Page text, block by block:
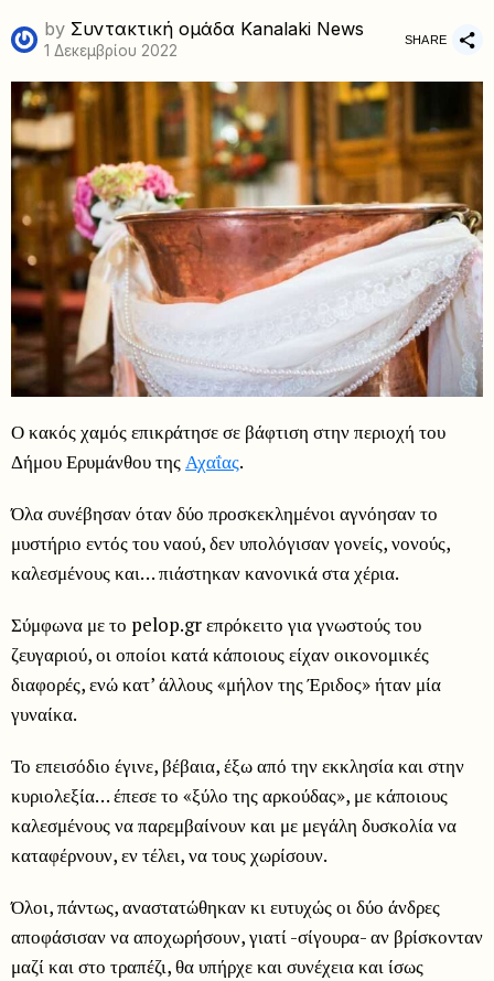
by Συντακτική ομάδα Kanalaki News
1 Δεκεμβρίου 2022
SHARE
Ο κακός χαμός επικράτησε σε βάφτιση στην περιοχή του
Δήμου Ερυμάνθου τηςΑχαΐας.
Όλα συνέβησαν όταν δύο προσκεκλημένοι αγνόησαν το
μυστήριο εντός του ναού, δεν υπολόγισαν γονείς, νονούς,
καλεσμένους και… πιάστηκαν κανονικά στα χέρια.
Σύμφωνα με το pelop.gr επρόκειτο για γνωστούς του
ζευγαριού, οι οποίοι κατά κάποιους είχαν οικονομικές
διαφορές, ενώ κατ’ άλλους «μήλον της Έριδος» ήταν μία
γυναίκα.
Το επεισόδιο έγινε, βέβαια, έξω από την εκκλησία και στην
κυριολεξία… έπεσε το «ξύλο της αρκούδας», με κάποιους
καλεσμένους να παρεμβαίνουν και με μεγάλη δυσκολία να
καταφέρνουν, εν τέλει, να τους χωρίσουν.
Όλοι, πάντως, αναστατώθηκαν κι ευτυχώς οι δύο άνδρες
αποφάσισαν να αποχωρήσουν, γιατί -σίγουρα- αν βρίσκονταν
μαζί και στο τραπέζι, θα υπήρχε και συνέχεια και ίσως